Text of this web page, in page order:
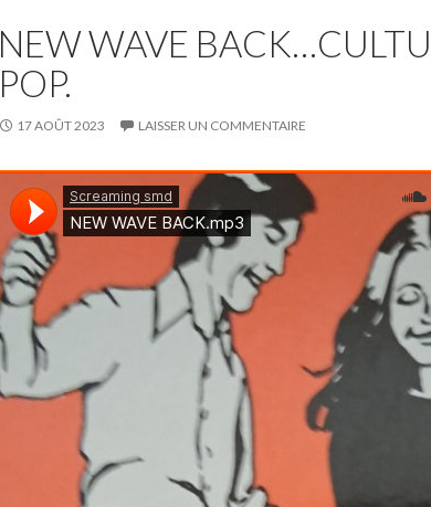
NEW WAVE
POP.
17 AOÛT 2023 LAISSER UN COMMENTAIRE